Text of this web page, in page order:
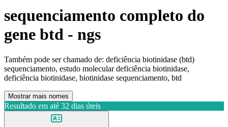
sequenciamento completo do
gene btd - ngs
Também pode ser chamado de: deficiência biotinidase (btd)
sequenciamento, estudo molecular deficiência biotinidase,
deficiência biotinidase, biotinidase sequenciamento, btd
Mostrar mais nomes
Resultado em até 32 dias úteis